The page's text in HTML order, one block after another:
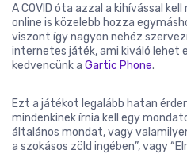
A COVID óta azzal a kihívással
online is közelebb hozza
viszont így nagyon nehéz
internetes játék, ami kiváló lehet
kedvencünk a Gartic Phone.
Ezt a játékot legalább hatan
mindenkinek írnia kell egy
általános mondat, vagy
a szokásos zöld ingében”, vagy